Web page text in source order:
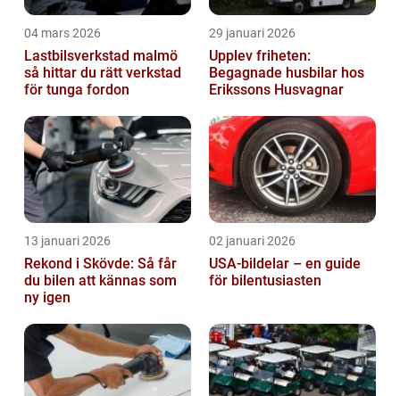
04 mars 2026
Lastbilsverkstad malmö
så hittar du rätt verkstad
för tunga fordon
29 januari 2026
Upplev friheten:
Begagnade husbilar hos
Erikssons Husvagnar
13 januari 2026
Rekond i Skövde: Så får
du bilen att kännas som
ny igen
02 januari 2026
USA-bildelar – en guide
för bilentusiasten